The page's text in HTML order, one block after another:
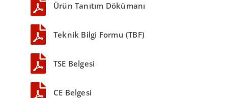
Ürün Tanıtım Dökümanı
Teknik Bilgi Formu (TBF)
TSE Belgesi
CE Belgesi